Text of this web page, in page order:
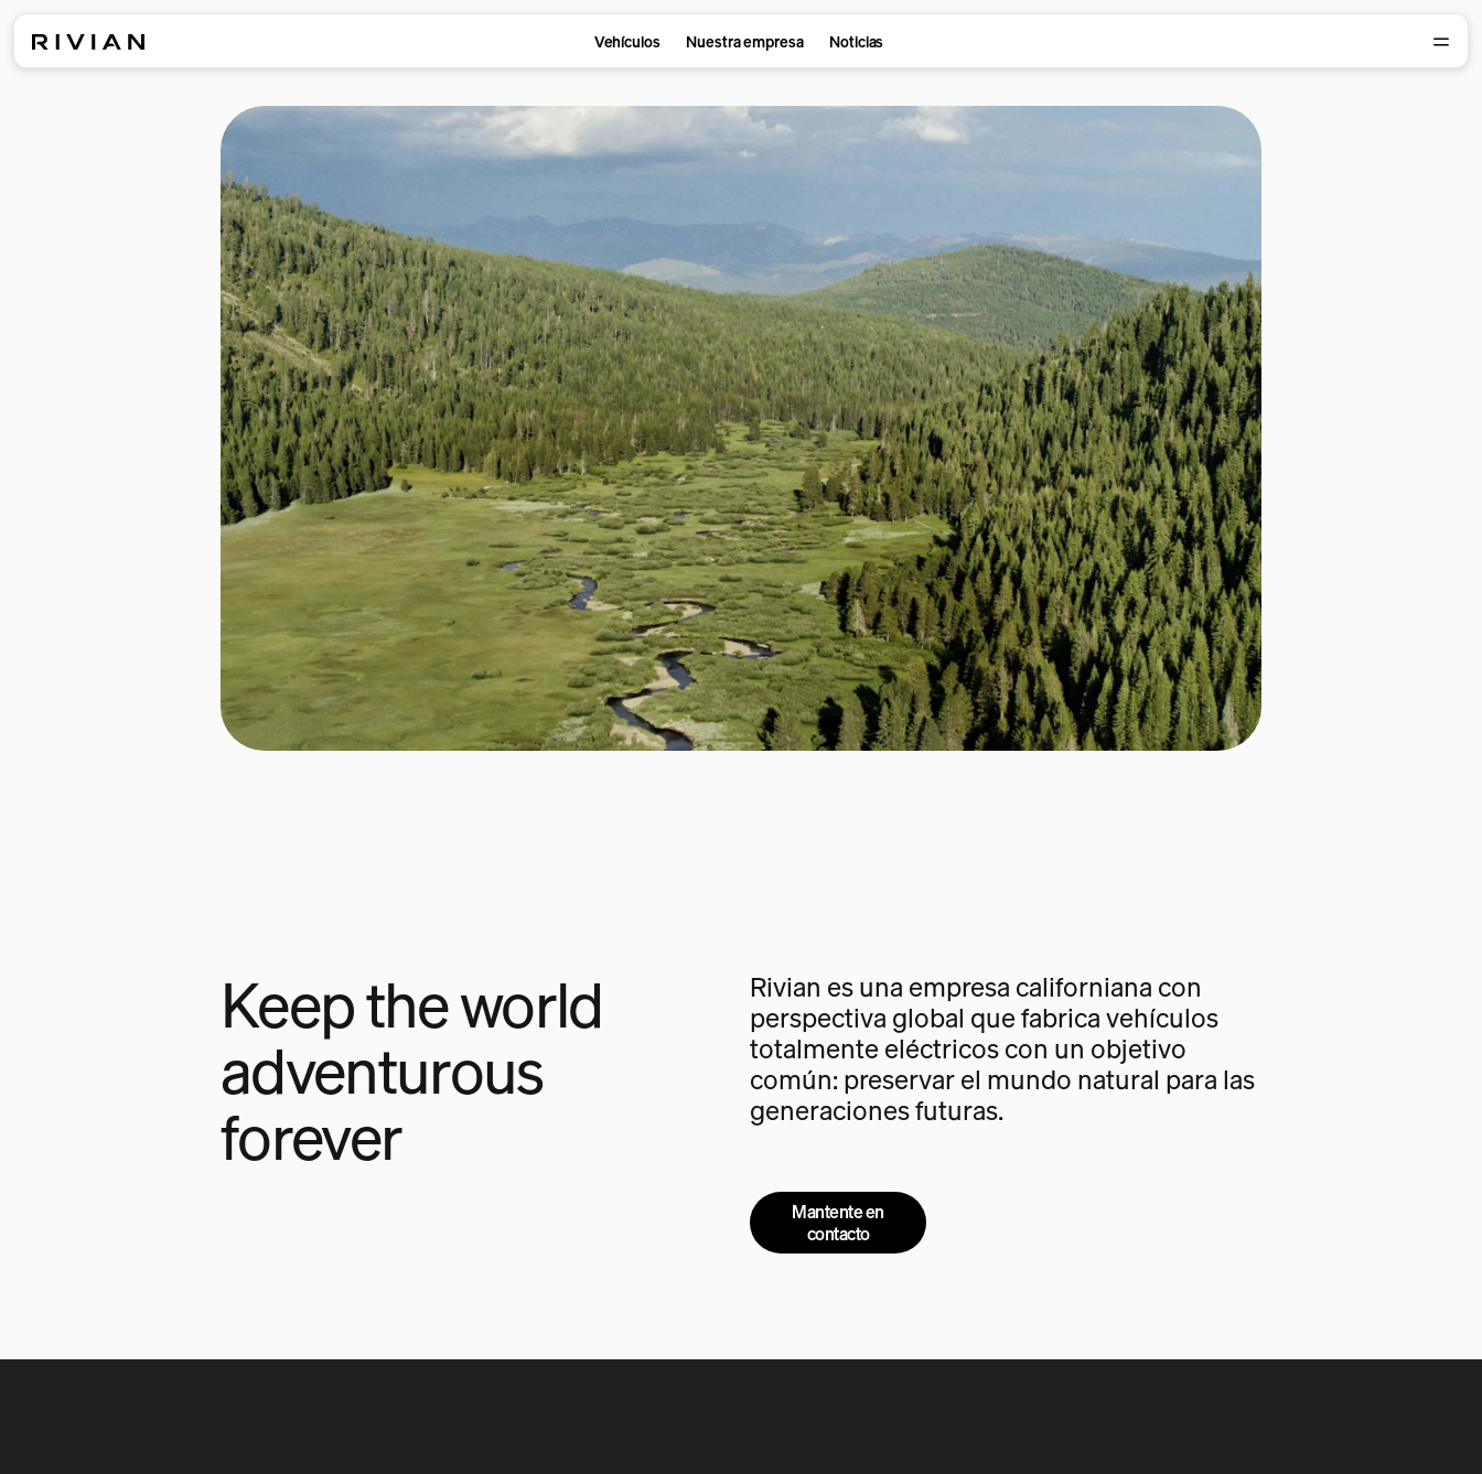
Vehículos Nuestra empresa Noticias
Keep the world
adventurous
forever
Rivian es una empresa californiana con
perspectiva global que fabrica vehículos
totalmente eléctricos con un objetivo
común: preservar el mundo natural para las
generaciones futuras.
Mantente en
contacto